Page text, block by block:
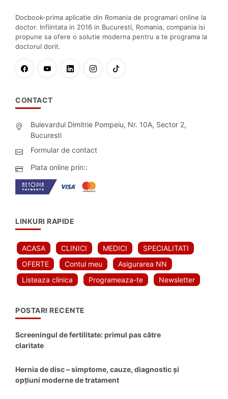
Docbook-prima aplicatie din Romania de programari online la
doctor. Infiintata in 2016 in Bucuresti, Romania, compania isi
propune sa ofere o solutie moderna pentru a te programa la
doctorul dorit.
CONTACT
Bulevardul Dimitrie Pompeiu, Nr. 10A, Sector 2,
Bucuresti
Formular de contact
Plata online prin::
LINKURI RAPIDE
ACASA CLINICI MEDICI
SPECIALITATI
OFERTE
Contul meu
Asigurarea NN
Listeaza clinica
Programeaza-te Newsletter
POSTARI RECENTE
Screeningul de fertilitate: primul pas către
claritate
Hernia de disc – simptome, cauze, diagnostic și
opțiuni moderne de tratament